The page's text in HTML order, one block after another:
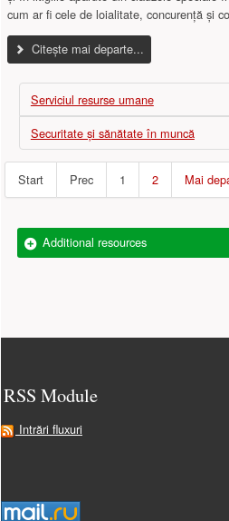
cum ar fi cele de loialitate, concurență și
Citește mai departe...
Serviciul resurse umane
Securitate și sănătate în muncă
Start Prec 1 2 Mai
Additional resources
RSS Module
Intrări fluxuri